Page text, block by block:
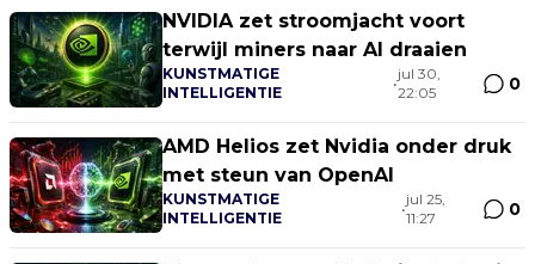
NVIDIA zet stroomjacht voort
terwijl miners naar AI draaien
KUNSTMATIGE
INTELLIGENTIE
•
jul 30,
22:05
0
AMD Helios zet Nvidia onder druk
met steun van OpenAI
KUNSTMATIGE
INTELLIGENTIE
•
jul 25,
11:27
0